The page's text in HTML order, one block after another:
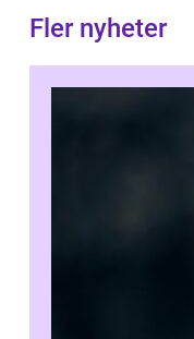
Fler nyheter